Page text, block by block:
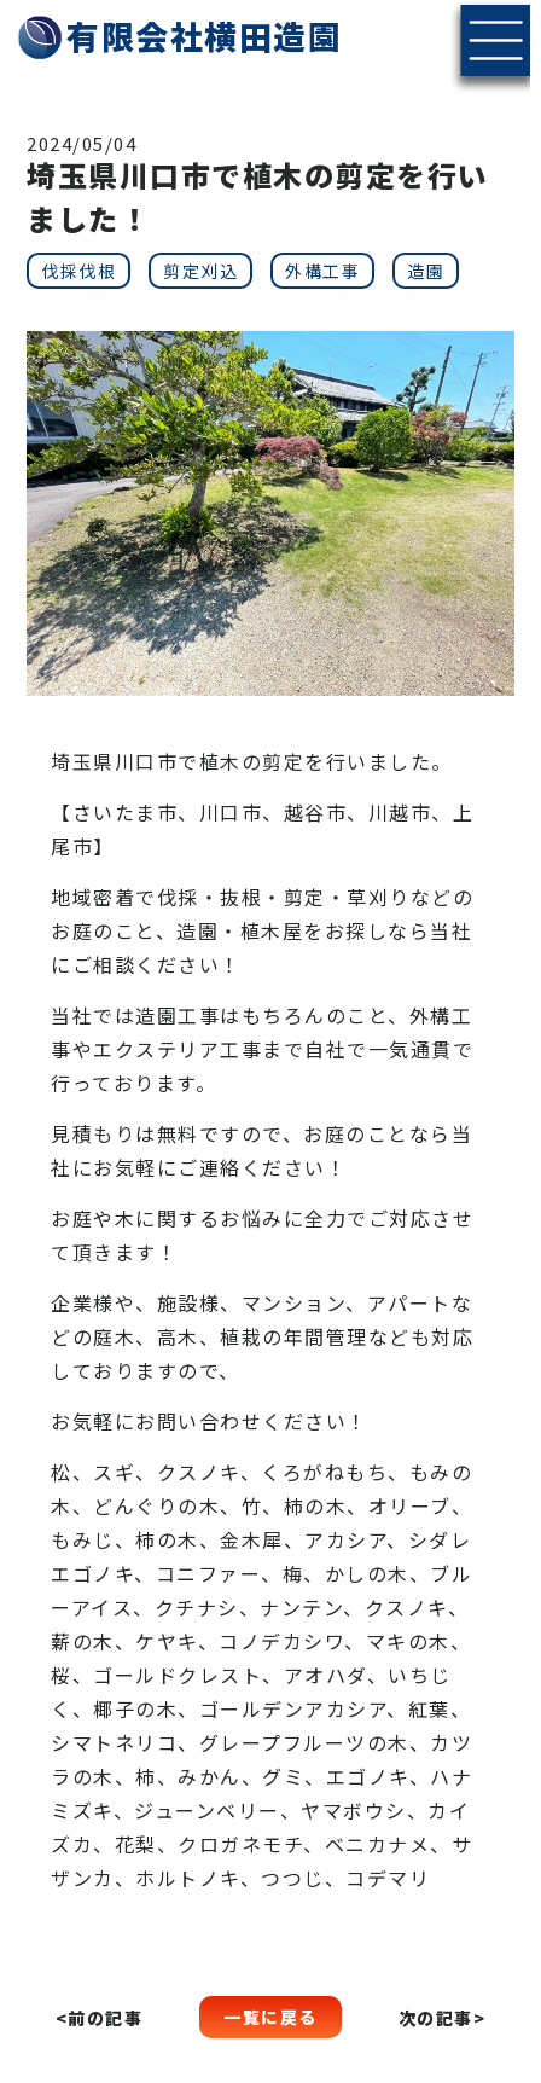
有限会社横田造園
2024/05/04
埼玉県川口市で植木の剪定を行い
ました！
伐採伐根 剪定刈込 外構工事 造園
埼玉県川口市で植木の剪定を行いました。
【さいたま市、川口市、越谷市、川越市、上
尾市】
地域密着で伐採・抜根・剪定・草刈りなどの
お庭のこと、造園・植木屋をお探しなら当社
にご相談ください！
当社では造園工事はもちろんのこと、外構工
事やエクステリア工事まで自社で一気通貫で
行っております。
見積もりは無料ですので、お庭のことなら当
社にお気軽にご連絡ください！
お庭や木に関するお悩みに全力でご対応させ
て頂きます！
企業様や、施設様、マンション、アパートな
どの庭木、高木、植栽の年間管理なども対応
しておりますので、
お気軽にお問い合わせください！
松、スギ、クスノキ、くろがねもち、もみの
木、どんぐりの木、竹、柿の木、オリーブ、
もみじ、柿の木、金木犀、アカシア、シダレ
エゴノキ、コニファー、梅、かしの木、ブル
ーアイス、クチナシ、ナンテン、クスノキ、
薪の木、ケヤキ、コノデカシワ、マキの木、
桜、ゴールドクレスト、アオハダ、いちじ
く、椰子の木、ゴールデンアカシア、紅葉、
シマトネリコ、グレープフルーツの木、カツ
ラの木、柿、みかん、グミ、エゴノキ、ハナ
ミズキ、ジューンベリー、ヤマボウシ、カイ
ズカ、花梨、クロガネモチ、ベニカナメ、サ
ザンカ、ホルトノキ、つつじ、コデマリ
<前の記事 一覧に戻る 次の記事>